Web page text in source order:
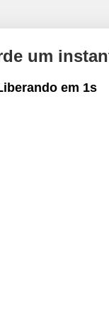
um
em 1s